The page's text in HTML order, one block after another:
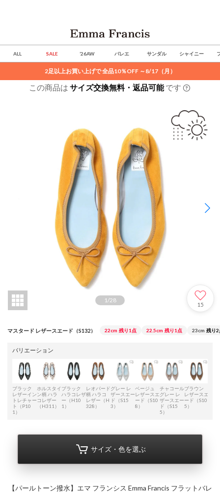
ALL SALE ’26AW バレエ サンダル シャイニー
2足以上お買い上げで 全品10％OFF ～8/17（月）
この商品は サイズ交換無料・返品可能です
1/28
15
マスタード レザースエード（S132） 22cm 残り1点 22.5cm 残り1点 23cm 残り2
バリエーション
ブラック
レザーイン
トレチャー
ト（P10
1）
ホルスタイ
ン柄 ハラ
コレザー
（H311）
ブラック
ハラコレザ
ー（H10
1）
レオパード
柄 ハラコ
レザー（H
328）
グレー レ
ザースエー
ド（S15
3）
ベージュ
レザースエ
ード（S10
8）
チャコール
グレー レ
ザースエー
ド（S15
5）
ブラウン
レザースエ
ード（S10
5）
サイズ・色を選ぶ
【パールトーン撥水】エマ フランシス Emma Francis フラットバレ